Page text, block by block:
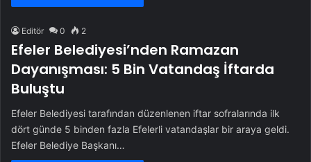
Editör 0 2
Efeler Belediyesi’nden Ramazan
Dayanışması: 5 Bin Vatandaş İftarda
Buluştu
Efeler Belediyesi tarafından düzenlenen iftar sofralarında ilk
dört günde 5 binden fazla Efelerli vatandaşlar bir araya geldi.
Efeler Belediye Başkanı…